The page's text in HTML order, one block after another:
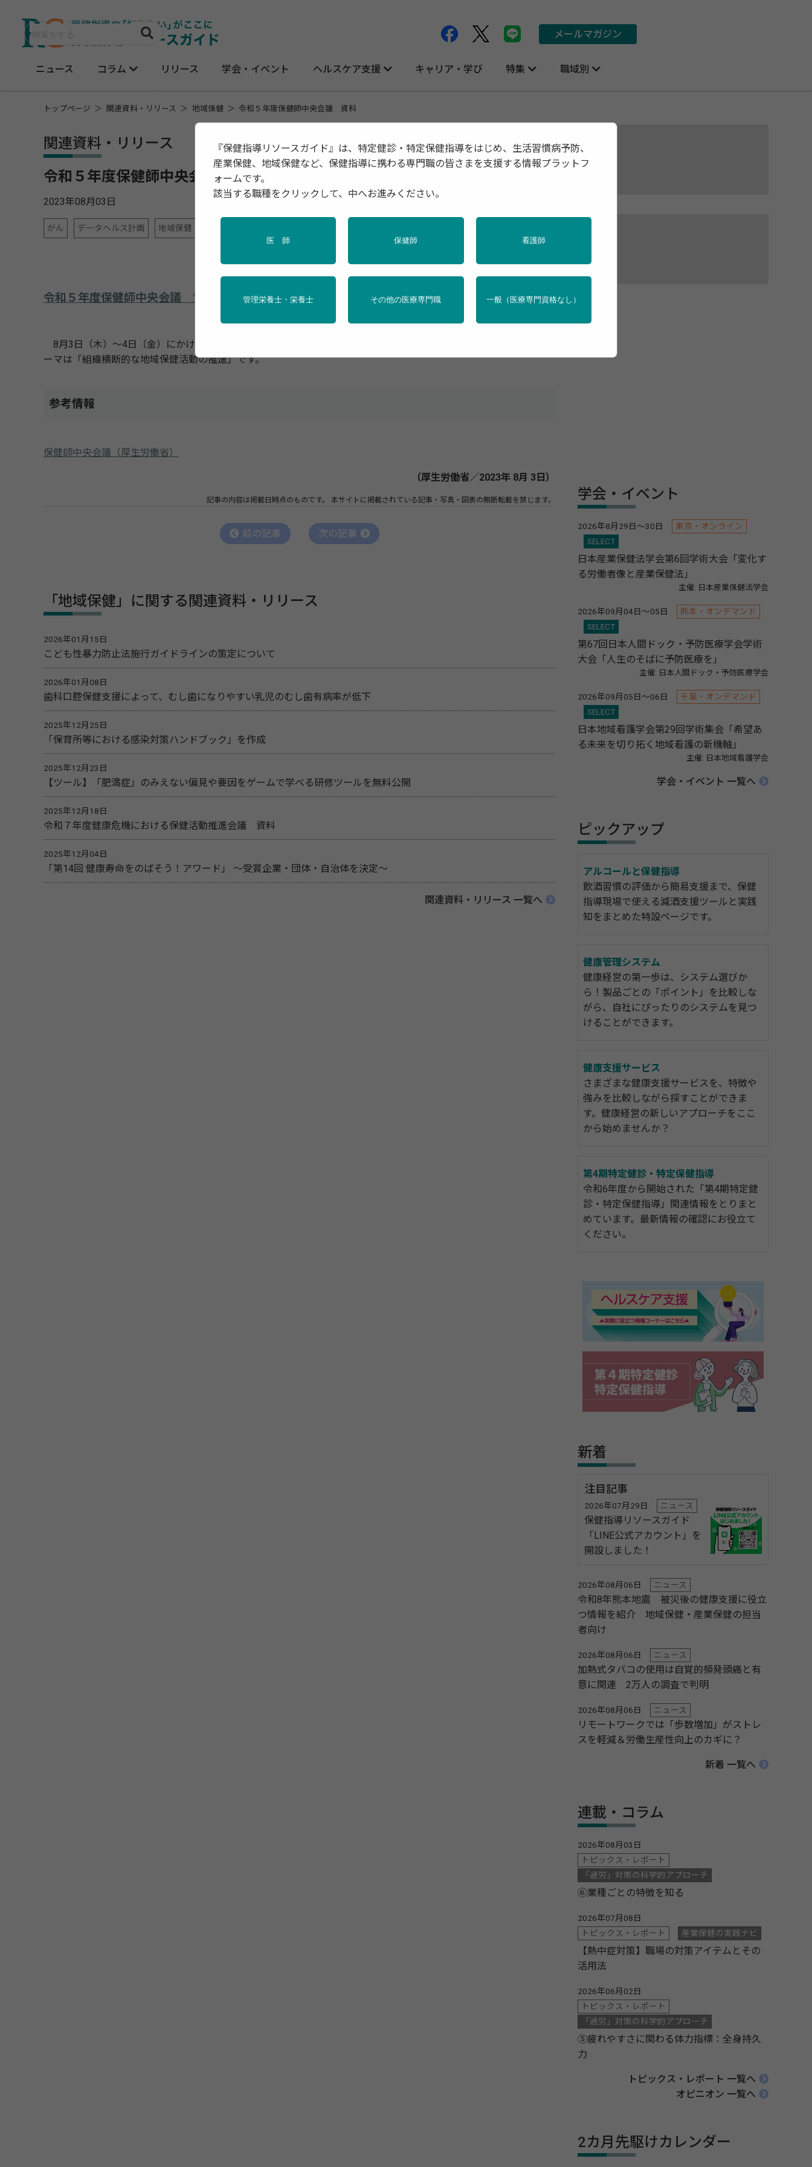
ニュース コラム リリース 学会・イベント ヘルスケア支援 キャリア・学び 特集 職域別
メールマガジン
トップページ 関連資料・リリース 地域保健 令和５年度保健師中央会議 資料
関連資料・リリース
令和５年度保健師中央会議 資料
2023年08月03日
がん データヘルス計画 地域保健
令和５年度保健師中央会議 資料
8月3日（木）～4日（金）にかけて実施される「令和5年度 保健師中央会議」の資料が掲載されました。今年度のテ
ーマは「組織横断的な地域保健活動の推進」です。
参考情報
保健師中央会議（厚生労働省）
（厚生労働省／2023年 8月 3日）
記事の内容は掲載日時点のものです。 本サイトに掲載されている記事・写真・図表の無断転載を禁じます。
前の記事 次の記事
「地域保健」に関する関連資料・リリース
2026年01月15日
こども性暴力防止法施行ガイドラインの策定について
2026年01月08日
歯科口腔保健支援によって、むし歯になりやすい乳児のむし歯有病率が低下
2025年12月25日
「保育所等における感染対策ハンドブック」を作成
2025年12月23日
【ツール】「肥満症」のみえない偏見や要因をゲームで学べる研修ツールを無料公開
2025年12月18日
令和７年度健康危機における保健活動推進会議 資料
2025年12月04日
「第14回 健康寿命をのばそう！アワード」 ～受賞企業・団体・自治体を決定～
関連資料・リリース 一覧へ
学会・イベント
2026年8月29日～30日
東京・オンライン
SELECT
日本産業保健法学会第6回学術大会「変化す
る労働者像と産業保健法」
主催: 日本産業保健法学会
2026年09月04日～05日
熊本・オンデマンド
SELECT
第67回日本人間ドック・予防医療学会学術
大会「人生のそばに予防医療を」
主催: 日本人間ドック・予防医療学会
2026年09月05日～06日
千葉・オンデマンド
SELECT
日本地域看護学会第29回学術集会「希望あ
る未来を切り拓く地域看護の新機軸」
主催: 日本地域看護学会
学会・イベント 一覧へ
ピックアップ
アルコールと保健指導
飲酒習慣の評価から簡易支援まで、保健
指導現場で使える減酒支援ツールと実践
知をまとめた特設ページです。
健康管理システム
健康経営の第一歩は、システム選びか
ら！製品ごとの「ポイント」を比較しな
がら、自社にぴったりのシステムを見つ
けることができます。
健康支援サービス
さまざまな健康支援サービスを、特徴や
強みを比較しながら探すことができま
す。健康経営の新しいアプローチをここ
から始めませんか？
第4期特定健診・特定保健指導
令和6年度から開始された「第4期特定健
診・特定保健指導」関連情報をとりまと
めています。最新情報の確認にお役立て
ください。
新着
注目記事
2026年07月29日 ニュース
保健指導リソースガイド
「LINE公式アカウント」を
開設しました！
2026年08月06日 ニュース
令和8年熊本地震 被災後の健康支援に役立
つ情報を紹介 地域保健・産業保健の担当
者向け
2026年08月06日 ニュース
加熱式タバコの使用は自覚的頻発頭痛と有
意に関連 2万人の調査で判明
2026年08月06日 ニュース
リモートワークでは「歩数増加」がストレ
スを軽減＆労働生産性向上のカギに？
新着 一覧へ
連載・コラム
2026年08月03日
トピックス・レポート
「過労」対策の科学的アプローチ
⑥業種ごとの特徴を知る
2026年07月08日
トピックス・レポート
産業保健の実践ナビ
【熱中症対策】職場の対策アイテムとその
活用法
2026年06月02日
トピックス・レポート
「過労」対策の科学的アプローチ
⑤疲れやすさに関わる体力指標：全身持久
力
トピックス・レポート 一覧へ
オピニオン 一覧へ
2カ月先駆けカレンダー
『保健指導リソースガイド』は、特定健診・特定保健指導をはじめ、生活習慣病予防、
産業保健、地域保健など、保健指導に携わる専門職の皆さまを支援する情報プラットフ
ォームです。
該当する職種をクリックして、中へお進みください。
医 師 保健師 看護師
管理栄養士・栄養士 その他の医療専門職 一般（医療専門資格なし）